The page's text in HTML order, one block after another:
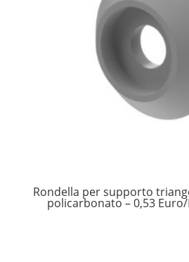
Rondella per supporto
policarbonato – 0,53 Euro/